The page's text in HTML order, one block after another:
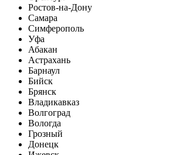
Ростов-на-Дону
Самара
Симферополь
Уфа
Абакан
Астрахань
Барнаул
Бийск
Брянск
Владикавказ
Волгоград
Вологда
Грозный
Донецк